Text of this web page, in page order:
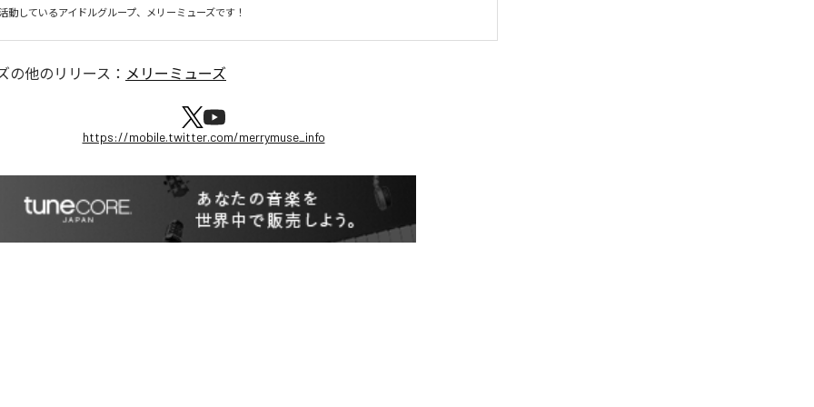
動しているアイドルグループ、メリーミューズです！
の他のリリース： メリーミューズ
https://mobile.twitter.com/merrymuse_info